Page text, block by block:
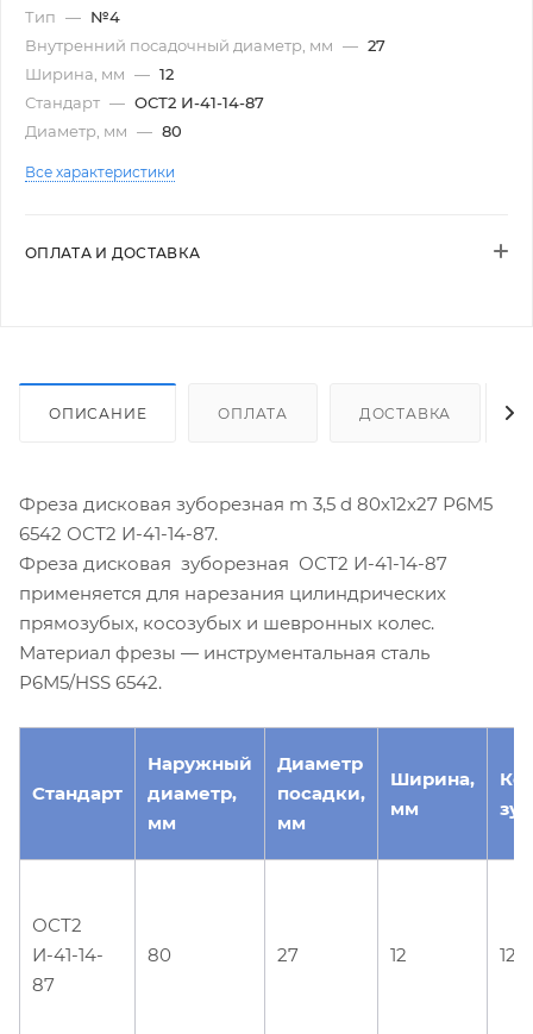
Тип — №4
Внутренний посадочный диаметр, мм — 27
Ширина, мм — 12
Стандарт — ОСТ2 И-41-14-87
Диаметр, мм — 80
Все характеристики
ОПЛАТА И ДОСТАВКА
ОПИСАНИЕ ОПЛАТА ДОСТАВКА
Фреза дисковая зуборезная m 3,5 d 80х12х27 Р6М5
6542 ОСТ2 И-41-14-87.
Фреза дисковая зуборезная ОСТ2 И-41-14-87
применяется для нарезания цилиндрических
прямозубых, косозубых и шевронных колес.
Материал фрезы — инструментальная сталь
Р6М5/HSS 6542.
Стандарт
Наружный
диаметр,
мм
Диаметр
посадки,
мм
Ширина,
мм
ОСТ2
И-41-14-
87
80 27 12 12